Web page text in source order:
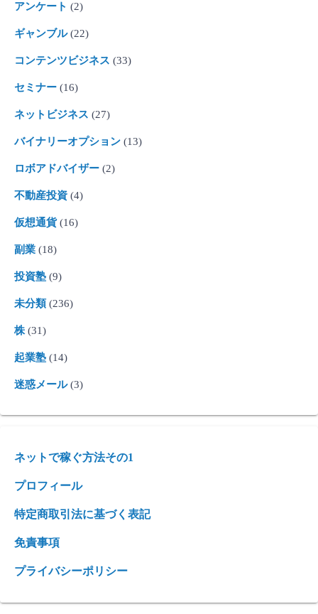
アンケート (2)
ギャンブル(22)
コンテンツビジネス (33)
セミナー (16)
ネットビジネス (27)
バイナリーオプション (13)
ロボアドバイザー (2)
不動産投資 (4)
仮想通貨(16)
副業 (18)
投資塾 (9)
未分類 (236)
株 (31)
起業塾 (14)
迷惑メール(3)
ネットで稼ぐ方法その1
プロフィール
特定商取引法に基づく表記
免責事項
プライバシーポリシー